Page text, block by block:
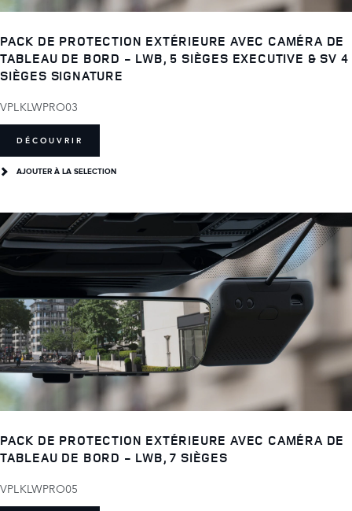
PACK DE PROTECTION EXTÉRIEURE AVEC CAMÉRA DE
TABLEAU DE BORD - LWB, 5 SIÈGES EXECUTIVE & SV 4
SIÈGES SIGNATURE
VPLKLWPRO03
DÉCOUVRIR
AJOUTER À LA SELECTION
PACK DE PROTECTION EXTÉRIEURE AVEC CAMÉRA DE
TABLEAU DE BORD - LWB, 7 SIÈGES
VPLKLWPRO05